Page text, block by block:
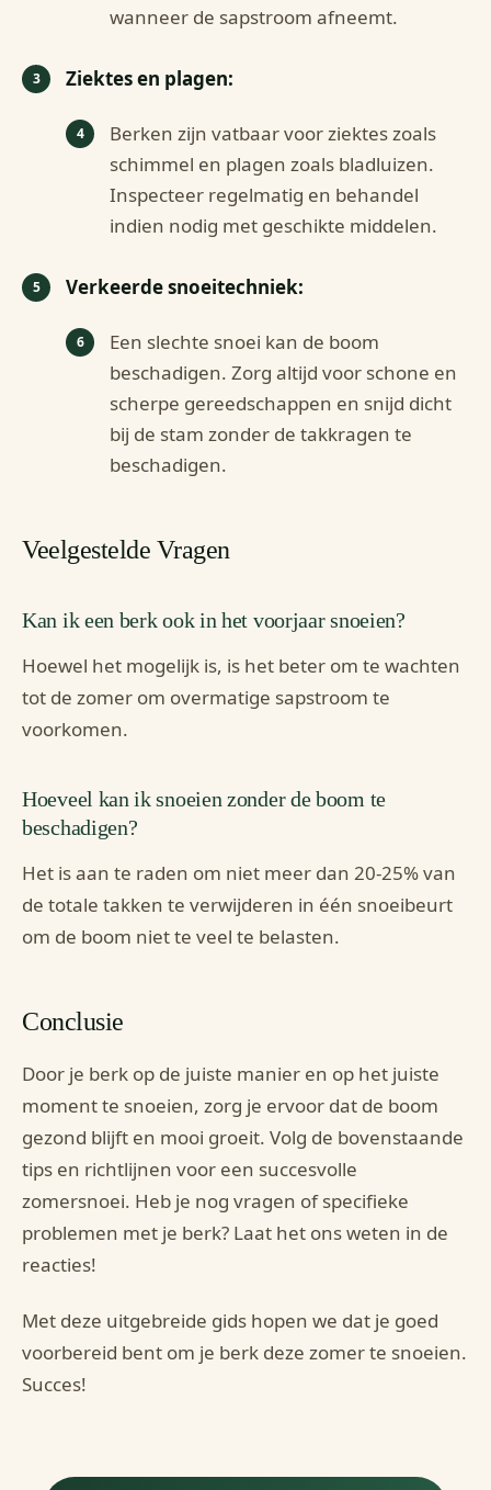
wanneer de sapstroom afneemt.
Ziektes en plagen:
Berken zijn vatbaar voor ziektes zoals
schimmel en plagen zoals bladluizen.
Inspecteer regelmatig en behandel
indien nodig met geschikte middelen.
Verkeerde snoeitechniek:
Een slechte snoei kan de boom
beschadigen. Zorg altijd voor schone en
scherpe gereedschappen en snijd dicht
bij de stam zonder de takkragen te
beschadigen.
Veelgestelde Vragen
Kan ik een berk ook in het voorjaar snoeien?
Hoewel het mogelijk is, is het beter om te wachten
tot de zomer om overmatige sapstroom te
voorkomen.
Hoeveel kan ik snoeien zonder de boom te
beschadigen?
Het is aan te raden om niet meer dan 20-25% van
de totale takken te verwijderen in één snoeibeurt
om de boom niet te veel te belasten.
Conclusie
Door je berk op de juiste manier en op het juiste
moment te snoeien, zorg je ervoor dat de boom
gezond blijft en mooi groeit. Volg de bovenstaande
tips en richtlijnen voor een succesvolle
zomersnoei. Heb je nog vragen of specifieke
problemen met je berk? Laat het ons weten in de
reacties!
Met deze uitgebreide gids hopen we dat je goed
voorbereid bent om je berk deze zomer te snoeien.
Succes!